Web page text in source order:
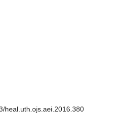
heal.uth.ojs.aei.2016.380